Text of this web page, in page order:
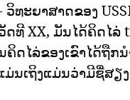
ທະຍາສາດຂອງ
ດທີ XX, ມັນໄດ້ຄິດໄ
ດໄລ່ຂອງເຂົາໄດ້ຖືກ
ນເຖິງແມ່ນວ່າມີຊື່ສຽ